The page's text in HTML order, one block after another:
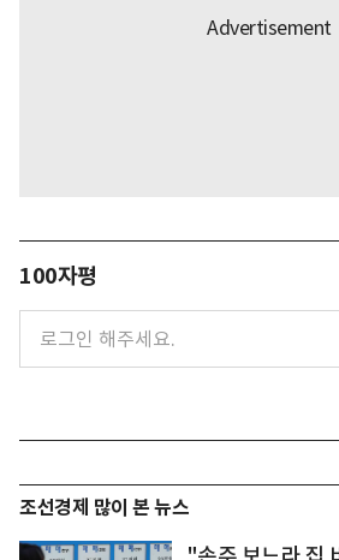
100자평
조선경제 많이 본 뉴스